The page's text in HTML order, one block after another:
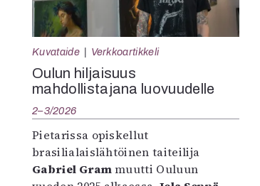
Kuvataide Verkkoartikkeli
Oulun hiljaisuus
mahdollistajana luovuudelle
2–3/2026
Pietarissa opiskellut
brasilialaislähtöinen taiteilija
Gabriel Grammuutti Ouluun